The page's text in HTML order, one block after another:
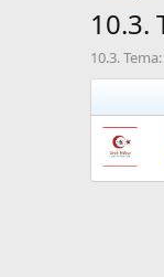
10.3.
10.3.